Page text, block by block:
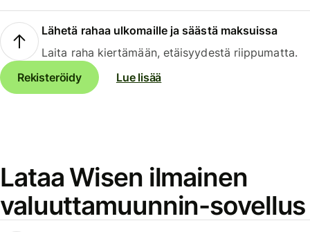
Lähetä rahaa ulkomaille ja säästä maksuissa
Laita raha kiertämään, etäisyydestä riippumatta.
Rekisteröidy
Lue lisää
Lataa Wisen ilmainen
valuuttamuunnin-sovellus